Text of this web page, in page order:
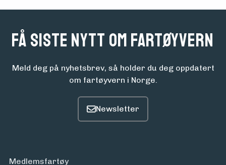
Få siste nytt om fartøyvern
Meld deg på nyhetsbrev, så holder du deg oppdatert
om fartøyvern i Norge.
Medlemsfartøy